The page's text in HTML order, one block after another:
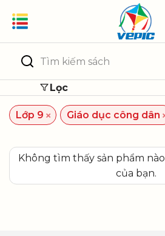
Tìm
kiếm:
Lọc
Lớp 9 × Giáo dục công dân
Không tìm thấy sản phẩm
của bạn.